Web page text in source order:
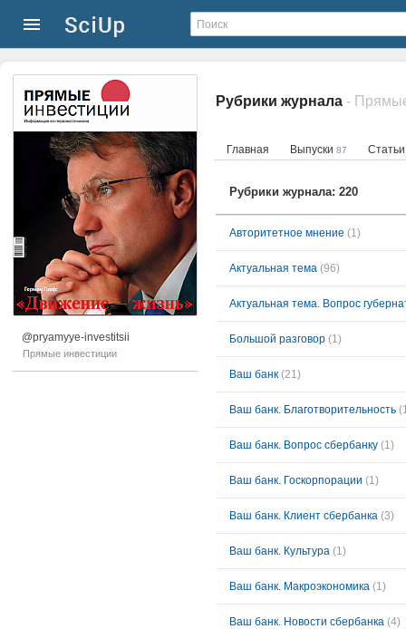
@pryamyye-investitsii
Прямые инвестиции
Рубрики журнала -
Главная Выпуски 87
Рубрики журнала: 220
Авторитетное мнение (1)
Актуальная тема (96)
Актуальная тема. Вопрос
Большой разговор (1)
Ваш банк (21)
Ваш банк. Благотворительность
Ваш банк. Вопрос сбербанку (1)
Ваш банк. Госкорпорации (1)
Ваш банк. Клиент сбербанка (3)
Ваш банк. Культура (1)
Ваш банк. Макроэкономика (1)
Ваш банк. Новости сбербанка (4)